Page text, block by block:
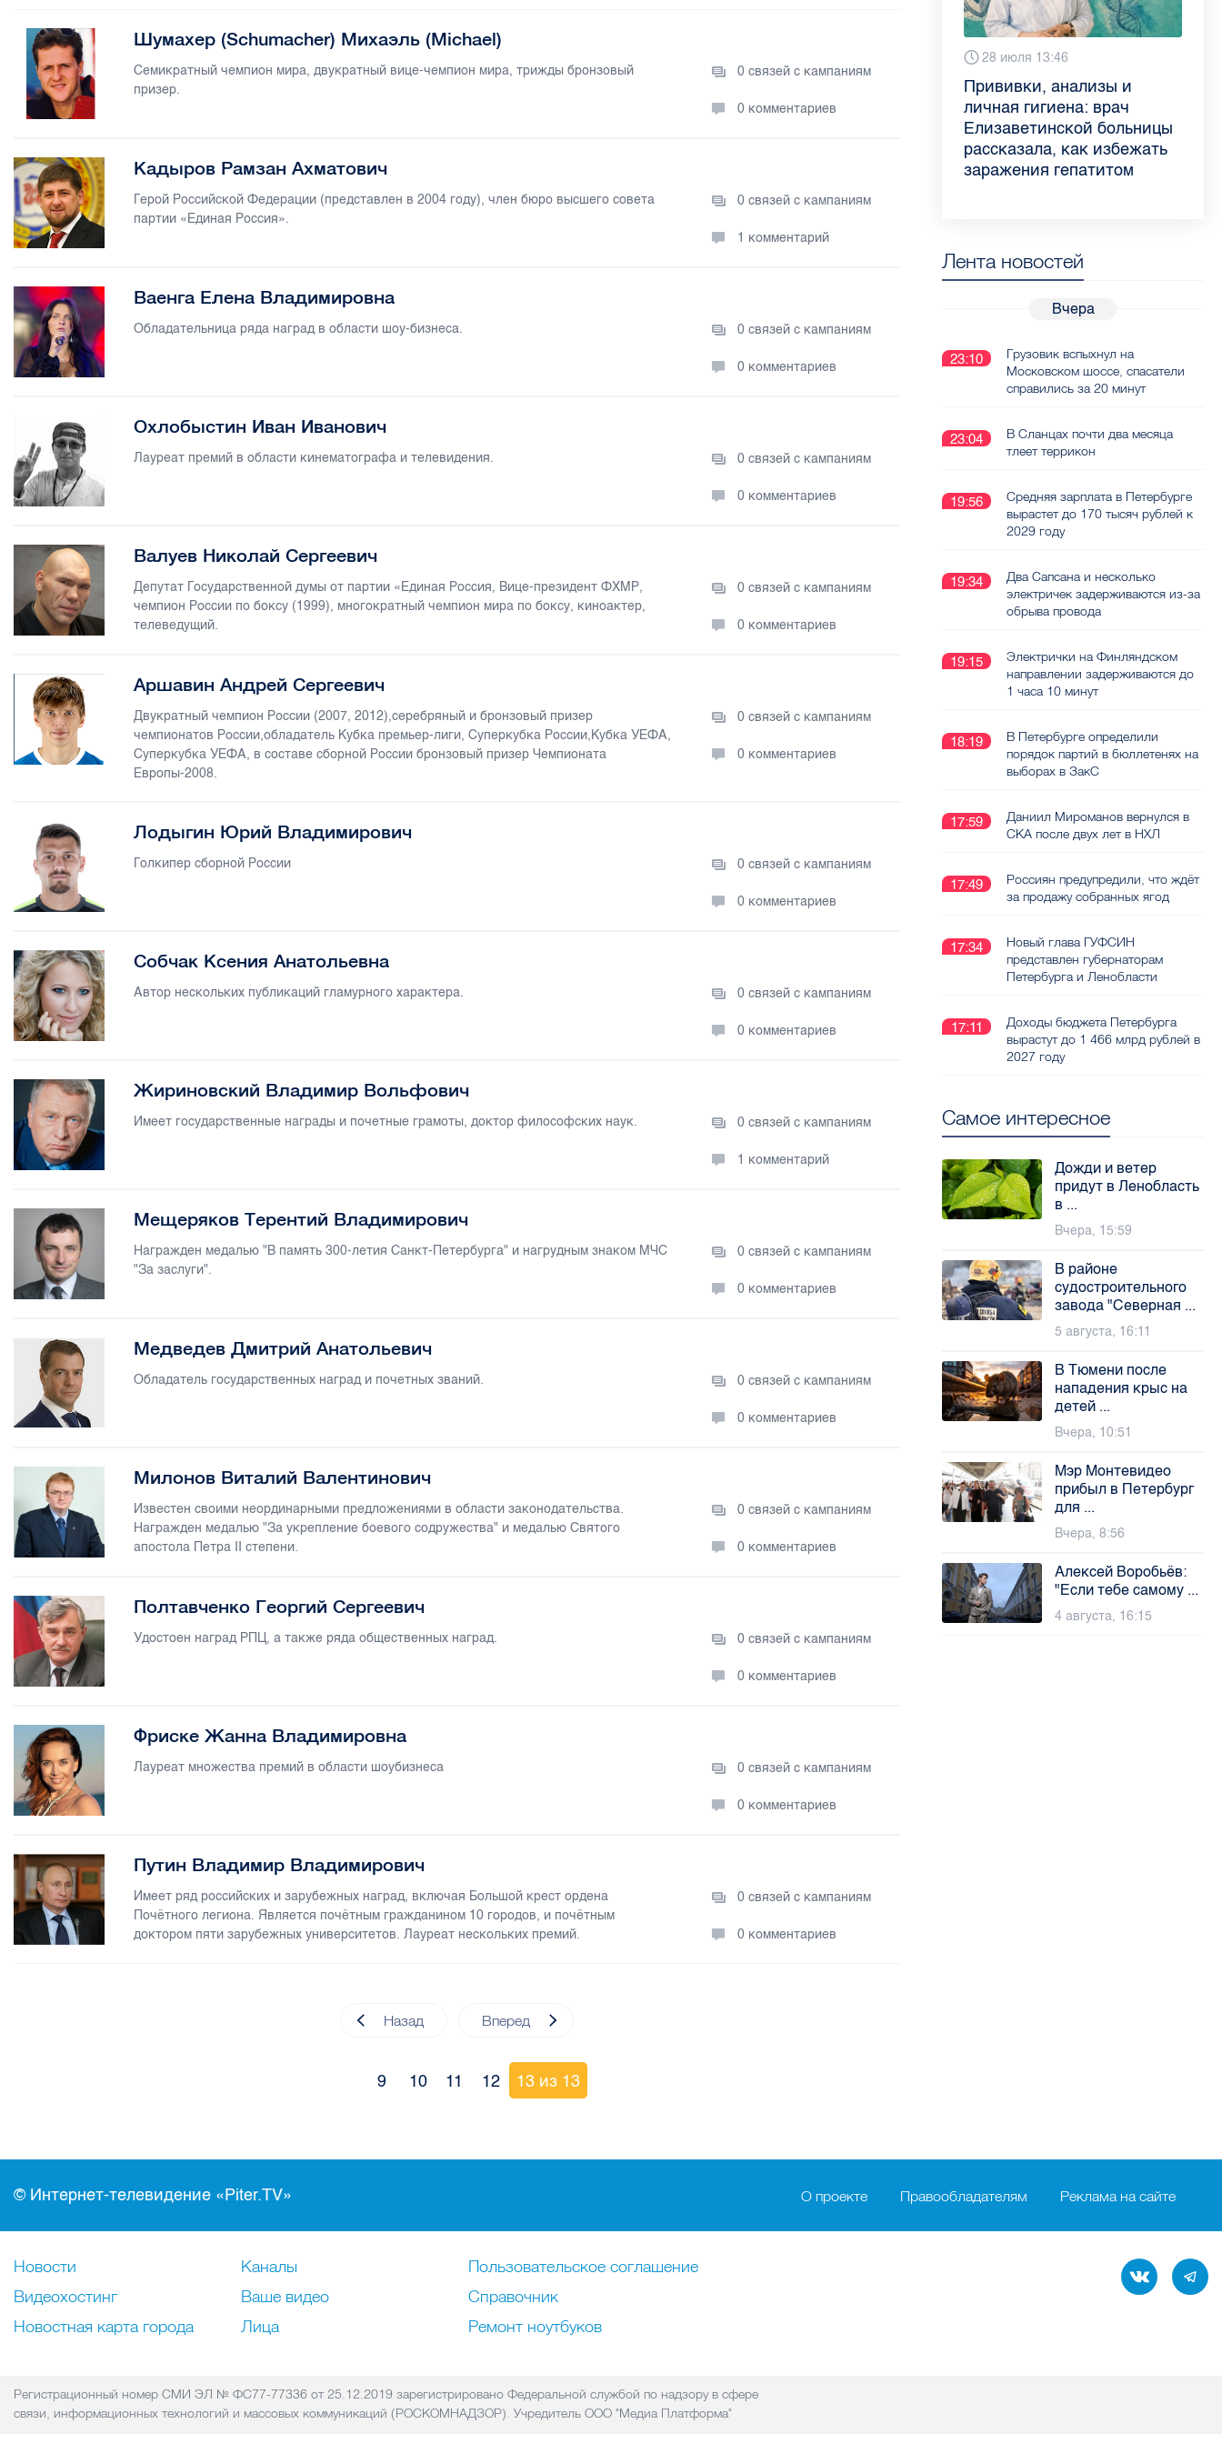
Шумахер (Schumacher) Михаэль (Michael)
Семикратный чемпион мира, двукратный вице-чемпион мира, трижды бронзовый
призер.
0 связей с кампаниям
0 комментариев
Кадыров Рамзан Ахматович
Герой Российской Федерации (представлен в 2004 году), член бюро высшего совета
партии «Единая Россия».
0 связей с кампаниям
1 комментарий
Ваенга Елена Владимировна
Обладательница ряда наград в области шоу-бизнеса. 0 связей с кампаниям
0 комментариев
Охлобыстин Иван Иванович
Лауреат премий в области кинематографа и телевидения. 0 связей с кампаниям
0 комментариев
Валуев Николай Сергеевич
Депутат Государственной думы от партии «Единая Россия, Вице-президент ФХМР,
чемпион России по боксу (1999), многократный чемпион мира по боксу, киноактер,
телеведущий.
0 связей с кампаниям
0 комментариев
Аршавин Андрей Сергеевич
Двукратный чемпион России (2007, 2012),серебряный и бронзовый призер
чемпионатов России,обладатель Кубка премьер-лиги, Суперкубка России,Кубка УЕФА,
Суперкубка УЕФА, в составе сборной России бронзовый призер Чемпионата
Европы-2008.
0 связей с кампаниям
0 комментариев
Лодыгин Юрий Владимирович
Голкипер сборной России 0 связей с кампаниям
0 комментариев
Собчак Ксения Анатольевна
Автор нескольких публикаций гламурного характера. 0 связей с кампаниям
0 комментариев
Жириновский Владимир Вольфович
Имеет государственные награды и почетные грамоты, доктор философских наук. 0 связей с кампаниям
1 комментарий
Мещеряков Терентий Владимирович
Награжден медалью "В память 300-летия Санкт-Петербурга" и нагрудным знаком МЧС
"За заслуги".
0 связей с кампаниям
0 комментариев
Медведев Дмитрий Анатольевич
Обладатель государственных наград и почетных званий. 0 связей с кампаниям
0 комментариев
Милонов Виталий Валентинович
Известен своими неординарными предложениями в области законодательства.
Награжден медалью "За укрепление боевого содружества" и медалью Святого
апостола Петра II степени.
0 связей с кампаниям
0 комментариев
Полтавченко Георгий Сергеевич
Удостоен наград РПЦ, а также ряда общественных наград. 0 связей с кампаниям
0 комментариев
Фриске Жанна Владимировна
Лауреат множества премий в области шоубизнеса 0 связей с кампаниям
0 комментариев
Путин Владимир Владимирович
Имеет ряд российских и зарубежных наград, включая Большой крест ордена
Почётного легиона. Является почётным гражданином 10 городов, и почётным
доктором пяти зарубежных университетов. Лауреат нескольких премий.
0 связей с кампаниям
0 комментариев
Назад Вперед
9 10 11 12 13 из 13
6 августа 9:02
Piter.TV находится в
ТОП-10 рейтинга самых
цитируемых СМИ
Петербурга и Ленобласти
во II квартале 2026 года
28 июля 13:46
Прививки, анализы и
личная гигиена: врач
Елизаветинской больницы
рассказала, как избежать
заражения гепатитом
13 июля 9:05
Как обезопасить ребенка
летом: советы педиатра
для родителей
3 июля 11:56
Проходные баллы в вузах
СПб — 2026: где самый
высокий и самый низкий
конкурс
Лента новостей
Вчера
23:10
Грузовик вспыхнул на
Московском шоссе, спасатели
справились за 20 минут
23:04
В Сланцах почти два месяца
тлеет террикон
19:56
Средняя зарплата в Петербурге
вырастет до 170 тысяч рублей к
2029 году
19:34
Два Сапсана и несколько
электричек задерживаются из-за
обрыва провода
19:15
Электрички на Финляндском
направлении задерживаются до
1 часа 10 минут
18:19
В Петербурге определили
порядок партий в бюллетенях на
выборах в ЗакС
17:59
Даниил Мироманов вернулся в
СКА после двух лет в НХЛ
17:49
Россиян предупредили, что ждёт
за продажу собранных ягод
17:34
Новый глава ГУФСИН
представлен губернаторам
Петербурга и Ленобласти
17:11
Доходы бюджета Петербурга
вырастут до 1 466 млрд рублей в
2027 году
Самое интересное
Дожди и ветер
придут в Ленобласть
в ...
Вчера, 15:59
В районе
судостроительного
завода "Северная ...
5 августа, 16:11
В Тюмени после
нападения крыс на
детей ...
Вчера, 10:51
Мэр Монтевидео
прибыл в Петербург
для ...
Вчера, 8:56
Алексей Воробьёв:
"Если тебе самому ...
4 августа, 16:15
© Интернет-телевидение «Piter.TV» О проекте Правообладателям Реклама на сайте
Новости
Видеохостинг
Новостная карта города
Каналы
Ваше видео
Лица
Пользовательское соглашение
Справочник
Ремонт нoутбуков
Регистрационный номер СМИ ЭЛ № ФС77-77336 от 25.12.2019 зарегистрировано Федеральной службой по надзору в сфере
связи, информационных технологий и массовых коммуникаций (РОСКОМНАДЗОР). Учредитель ООО "Медиа Платформа"